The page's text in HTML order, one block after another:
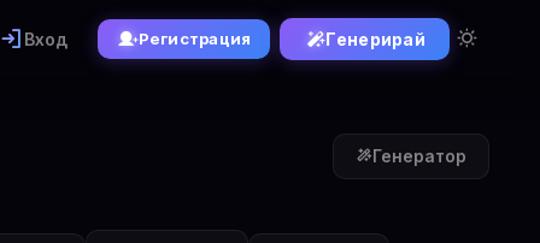
Вход Регистрация Генерирай
Генератор